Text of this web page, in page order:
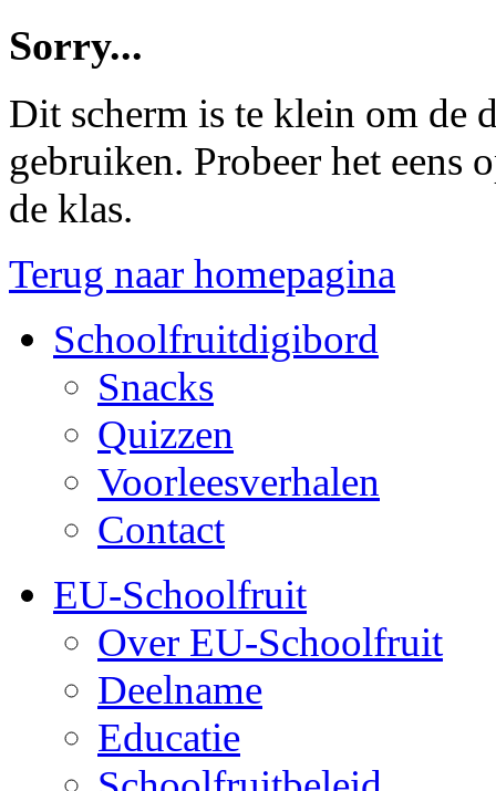
Sorry...
Dit scherm is te klein om de
gebruiken. Probeer het eens
de klas.
Terug naar homepagina
Schoolfruitdigibord
Snacks
Quizzen
Voorleesverhalen
Contact
EU-Schoolfruit
Over EU-Schoolfruit
Deelname
Educatie